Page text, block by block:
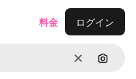
消去 画像で
料金 ログイン